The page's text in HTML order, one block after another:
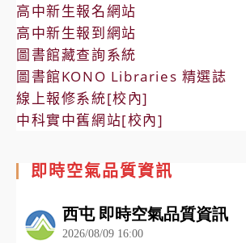
高中新生報名網站
高中新生報到網站
圖書館藏查詢系統
圖書館KONO Libraries 精選誌
線上報修系統[校內]
中科實中舊網站[校內]
即時空氣品質資訊